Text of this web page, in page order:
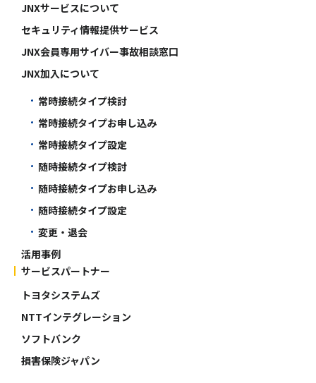
JNXサービスについて
セキュリティ情報提供サービス
JNX会員専用サイバー事故相談窓口
JNX加入について
常時接続タイプ検討
常時接続タイプお申し込み
常時接続タイプ設定
随時接続タイプ検討
随時接続タイプお申し込み
随時接続タイプ設定
変更・退会
活用事例
サービスパートナー
トヨタシステムズ
NTTインテグレーション
ソフトバンク
損害保険ジャパン